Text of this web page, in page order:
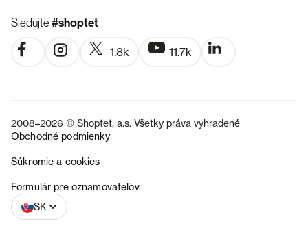
Sledujte#shoptet
1.8k 11.7k
2008–2026 © Shoptet, a.s. Všetky práva vyhradené
Obchodné podmienky
Súkromie a cookies
Formulár pre oznamovateľov
SK